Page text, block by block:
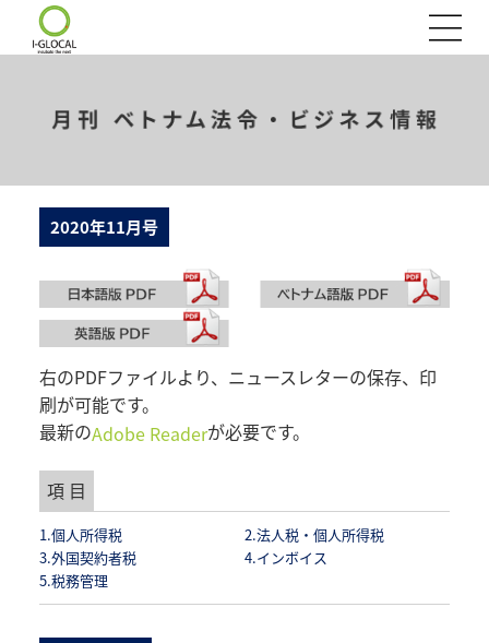
2020年11月号
右のPDFファイルより、ニュースレターの保存、印
刷が可能です。
最新のAdobe Readerが必要です。
項 目
1.個人所得税
2.法人税・個人所得税
3.外国契約者税
4.インボイス
5.税務管理